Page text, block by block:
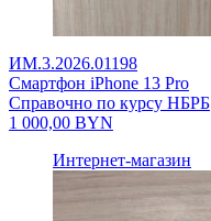
ИМ.3.2026.01198
Смартфон iPhone 13 Pro
Справочно по курсу НБРБ
1 000,00 BYN
Интернет-магазин